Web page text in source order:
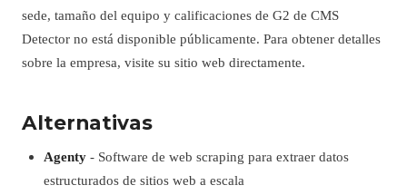
sede, tamaño del equipo y calificaciones de G2 de CMS
Detector no está disponible públicamente. Para obtener detalles
sobre la empresa, visite su sitio web directamente.
Alternativas
Agenty - Software de web scraping para extraer datos
estructurados de sitios web a escala